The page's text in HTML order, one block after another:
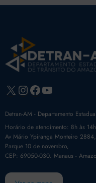
X Instagram
Facebook
Youtube
Detran-AM - Departamento
Horário de atendimento: 8h às
Av Mário Ypiranga Monteiro 2884,
Parque 10 de novembro,
CEP: 69050-030. Manaus -